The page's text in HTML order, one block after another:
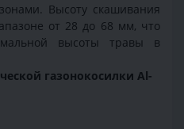
Высоту скашивания
от 28 до 68 мм, что
высоты травы в
газонокосилки Al-